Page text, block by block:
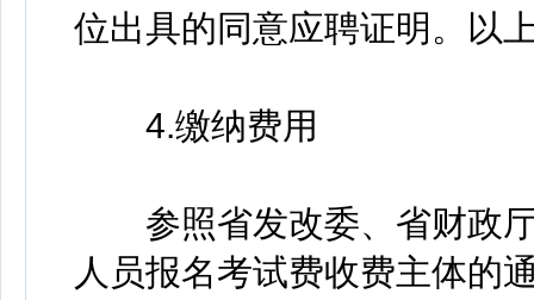
位出具的同意应聘证明。以
4.缴纳费用
参照省发改委、省财政厅
人员报名考试费收费主体的